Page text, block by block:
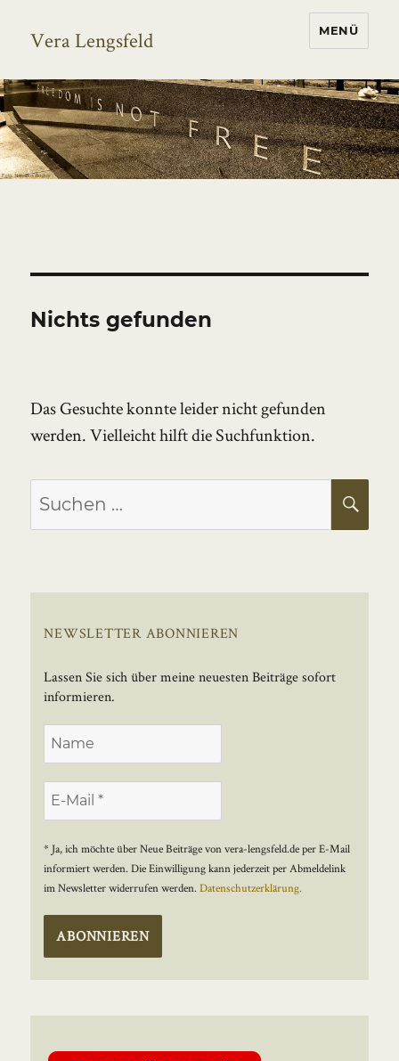
Vera Lengsfeld MENÜ
Nichts gefunden
Das Gesuchte konnte leider nicht gefunden
werden. Vielleicht hilft die Suchfunktion.
Suchen
nach:
NEWSLETTER ABONNIEREN
Lassen Sie sich über meine neuesten Beiträge sofort
informieren.
* Ja, ich möchte über Neue Beiträge von vera-lengsfeld.de per E-Mail
informiert werden. Die Einwilligung kann jederzeit per Abmeldelink
im Newsletter widerrufen werden.Datenschutzerklärung.